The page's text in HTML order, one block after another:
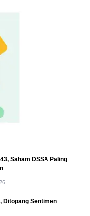
Saham DSSA Paling
Ditopang Sentimen